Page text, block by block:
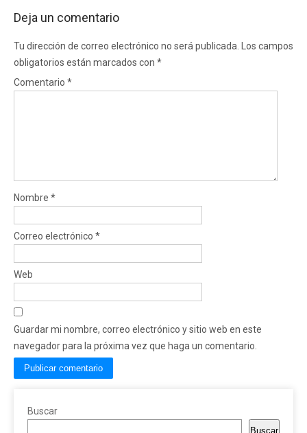
Deja un comentario
Tu dirección de correo electrónico no será publicada.
Los campos
obligatorios están marcados con *
Comentario *
Nombre *
Correo electrónico *
Web
Guardar mi nombre, correo electrónico y sitio web en este
navegador para la próxima vez que haga un comentario.
Buscar
Buscar